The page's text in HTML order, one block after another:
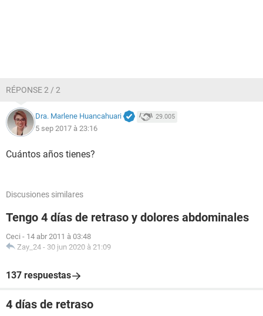
RÉPONSE 2 / 2
Dra. Marlene Huancahuari 29.005
5 sep 2017 à 23:16
Cuántos años tienes?
Discusiones similares
Tengo 4 días de retraso y dolores abdominales
Ceci - 14 abr 2011 à 03:48
Zay_24 - 30 jun 2020 à 21:09
137 respuestas
4 días de retraso